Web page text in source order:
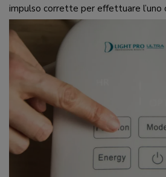
impulso corrette per effettuare